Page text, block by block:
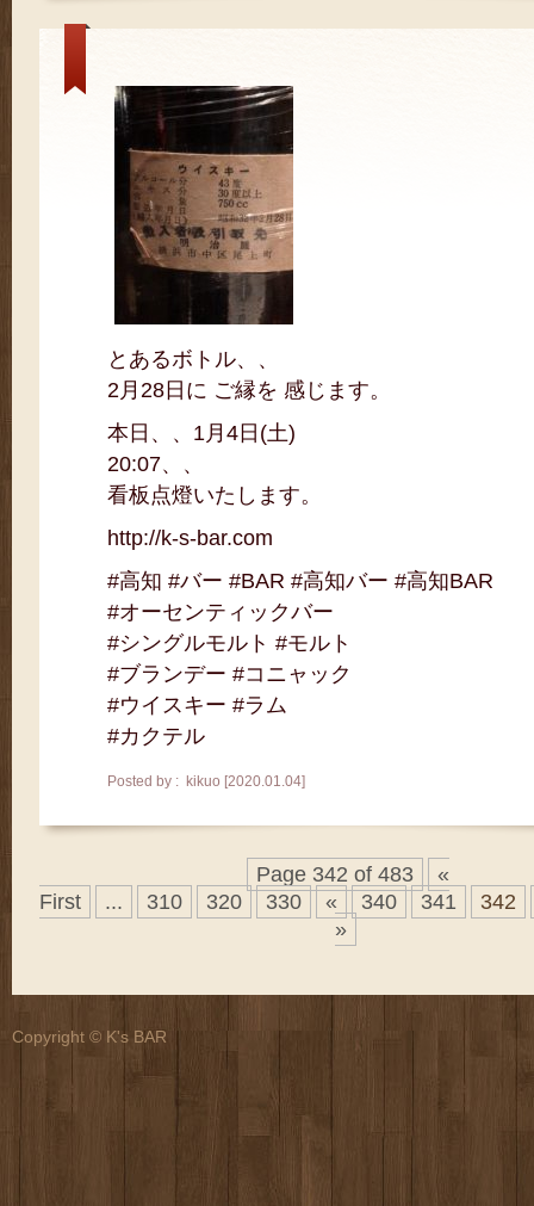
とあるボトル、、
2月28日に ご縁を 感じます。
本日、、1月4日(土)
20:07、、
看板点燈いたします。
http://k-s-bar.com
#高知 #バー #BAR #高知バー #高知BAR
#オーセンティックバー
#シングルモルト #モルト
#ブランデー #コニャック
#ウイスキー #ラム
#カクテル
Posted by : kikuo [2020.01.04]
Page 342 of 483
«
First
... 310 320 330 « 340 341
342
»
Copyright © K's BAR